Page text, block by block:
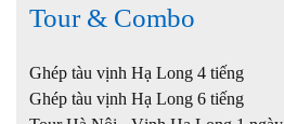
Tour & Combo
Ghép tàu vịnh Hạ Long 4 tiếng
Ghép tàu vịnh Hạ Long 6 tiếng